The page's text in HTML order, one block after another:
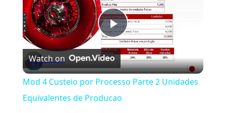
Play
Video
Watch on
Mod 4 Custeio por Processo Parte 2 Unidades
Equivalentes de Producao